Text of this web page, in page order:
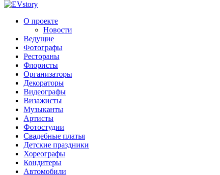
О проекте
Новости
Ведущие
Фотографы
Рестораны
Флористы
Организаторы
Декораторы
Видеографы
Визажисты
Музыканты
Артисты
Фотостудии
Свадебные платья
Детские праздники
Хореографы
Кондитеры
Автомобили